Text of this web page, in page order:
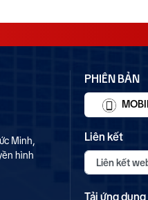
Minh,
hình
PHIÊN BẢN
Liên kết
Tải ứng dụng